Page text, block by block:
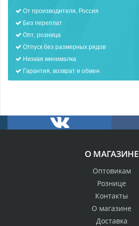
От производителя, Россия
Без переплат
Опт, розница
Отпуск без размерных рядов
Низкая минималка
Гарантия, возврат и обмен
О МАГАЗИНЕ
Оптовикам
Рознице
Контакты
О магазине
Доставка